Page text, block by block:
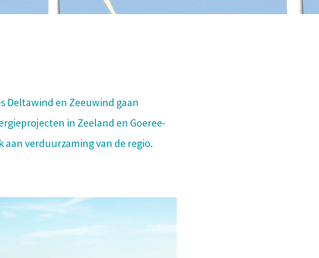
Deltawind en Zeeuwind gaan
in Zeeland en Goeree-
verduurzaming van de regio.